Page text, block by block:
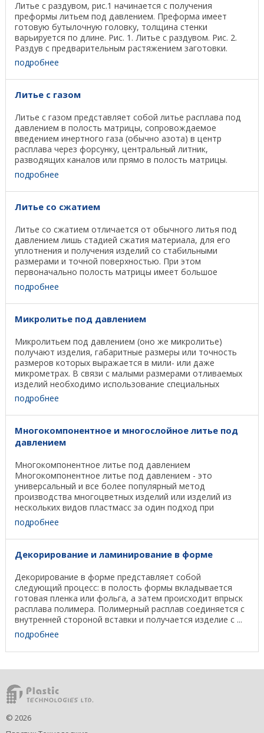
Литье с раздувом, рис.1 начинается с получения
преформы литьем под давлением. Преформа имеет
готовую бутылочную головку, толщина стенки
варьируется по длине. Рис. 1. Литье с раздувом. Рис. 2.
Раздув с предварительным растяжением заготовки.
Перед ...
подробнее
Литье с газом
Литье с газом представляет собой литье расплава под
давлением в полость матрицы, сопровождаемое
введением инертного газа (обычно азота) в центр
расплава через форсунку, центральный литник,
разводящих каналов или прямо в полость матрицы.
Сжатый газ ...
подробнее
Литье со сжатием
Литье со сжатием отличается от обычного литья под
давлением лишь стадией сжатия материала, для его
уплотнения и получения изделий со стабильными
размерами и точной поверхностью. При этом
первоначально полость матрицы имеет большое
поперечное ...
подробнее
Микролитье под давлением
Микролитьем под давлением (оно же микролитье)
получают изделия, габаритные размеры или точность
размеров которых выражается в мили- или даже
микрометрах. В связи с малыми размерами отливаемых
изделий необходимо использование специальных
литьевых ...
подробнее
Многокомпонентное и многослойное литье под
давлением
Многокомпонентное литье под давлением
Многокомпонентное литье под давлением - это
универсальный и все более популярный метод
производства многоцветных изделий или изделий из
нескольких видов пластмасс за один подход при
умеренных затратах. Упрощенно ...
подробнее
Декорирование и ламинирование в форме
Декорирование в форме представляет собой
следующий процесс: в полость формы вкладывается
готовая пленка или фольга, а затем происходит впрыск
расплава полимера. Полимерный расплав соединяется с
внутренней стороной вставки и получается изделие с ...
подробнее
© 2026